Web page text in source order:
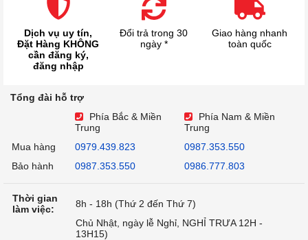
Dịch vụ uy tín,
Đặt Hàng KHÔNG
cần đăng ký,
đăng nhập
Đổi trả trong 30
ngày *
Giao hàng nhanh
toàn quốc
Tổng đài hỗ trợ
Phía Bắc & Miền
Trung
Phía Nam & Miền
Trung
Mua hàng
0979.439.823
0987.353.550
Bảo hành
0987.353.550 0986.777.803
Thời gian
làm việc:
8h - 18h (Thứ 2 đến Thứ 7)
Chủ Nhật, ngày lễ Nghỉ, NGHỈ TRƯA 12H -
13H15)